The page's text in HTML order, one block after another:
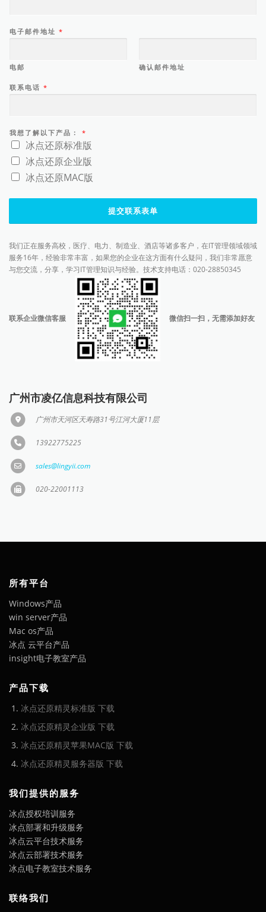
电子邮件地址 *
电邮 确认邮件地址
联系电话 *
我想了解以下产品： *
冰点还原标准版
冰点还原企业版
冰点还原MAC版
提交联系表单
我们正在服务高校，医疗、电力、制造业、酒店等诸多客户，在IT管理领域领域
服务16年，经验非常丰富，如果您的企业在这方面有什么疑问，我们非常愿意
与您交流，分享，学习IT管理知识与经验。技术支持电话：020-28850345
联系企业微信客服 微信扫一扫，无需添加好友
广州市凌亿信息科技有限公司
广州市天河区天寿路31号江河大厦11层
13922775225
sales@lingyii.com
020-22001113
所有平台
Windows产品
win server产品
Mac os产品
冰点 云平台产品
insight电子教室产品
产品下载
冰点还原精灵标准版 下载
冰点还原精灵企业版 下载
冰点还原精灵苹果MAC版 下载
冰点还原精灵服务器版 下载
我们提供的服务
冰点授权培训服务
冰点部署和升级服务
冰点云平台技术服务
冰点云部署技术服务
冰点电子教室技术服务
联络我们